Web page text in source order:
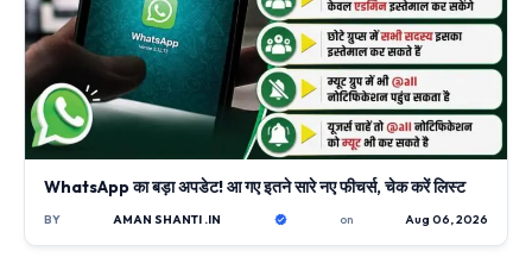
WhatsApp का बड़ा अपडेट! आ गए इतने सारे नए फीचर्स, चेक करें लिस्ट
BY AMAN SHANTI .IN on Aug 06, 2026